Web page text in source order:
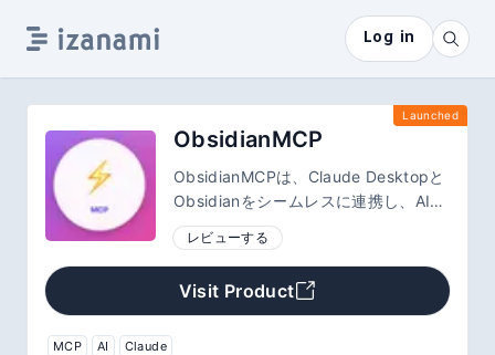
Log in
Launched
ObsidianMCP
ObsidianMCPは、Claude Desktopと
Obsidianをシームレスに連携し、AIで
ノート管理・知識ベース操作を革新し
ます。簡単セットアップ＆**65の機能
**であなたの情報整理を強力にサポー
ト！
レビューする
Visit Product
MCP AI Claude